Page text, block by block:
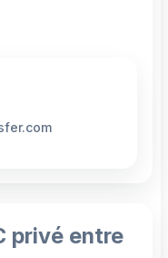
privé entre